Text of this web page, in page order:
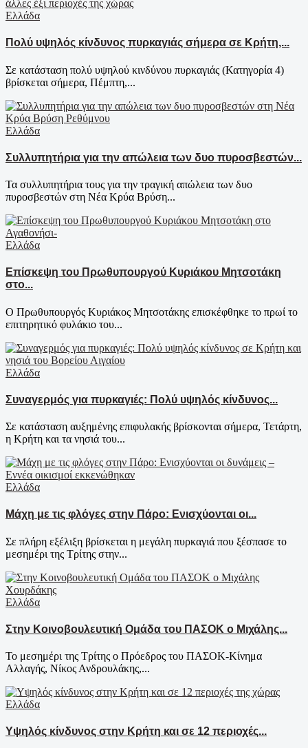
Ελλάδα
Πολύ υψηλός κίνδυνος πυρκαγιάς σήμερα σε Κρήτη,...
Σε κατάσταση πολύ υψηλού κινδύνου πυρκαγιάς (Κατηγορία 4)
βρίσκεται σήμερα, Πέμπτη,...
Ελλάδα
Συλλυπητήρια για την απώλεια των δυο πυροσβεστών...
Τα συλλυπητήρια τους για την τραγική απώλεια των δυο
πυροσβεστών στη Νέα Κρύα Βρύση...
Ελλάδα
Επίσκεψη του Πρωθυπουργού Κυριάκου Μητσοτάκη
στο...
Ο Πρωθυπουργός Κυριάκος Μητσοτάκης επισκέφθηκε το πρωί το
επιτηρητικό φυλάκιο του...
Ελλάδα
Συναγερμός για πυρκαγιές: Πολύ υψηλός κίνδυνος...
Σε κατάσταση αυξημένης επιφυλακής βρίσκονται σήμερα, Τετάρτη,
η Κρήτη και τα νησιά του...
Ελλάδα
Μάχη με τις φλόγες στην Πάρο: Ενισχύονται οι...
Σε πλήρη εξέλιξη βρίσκεται η μεγάλη πυρκαγιά που ξέσπασε το
μεσημέρι της Τρίτης στην...
Ελλάδα
Στην Κοινοβουλευτική Ομάδα του ΠΑΣΟΚ ο Μιχάλης...
Το μεσημέρι της Τρίτης ο Πρόεδρος του ΠΑΣΟΚ-Κίνημα
Αλλαγής, Νίκος Ανδρουλάκης,...
Ελλάδα
Υψηλός κίνδυνος στην Κρήτη και σε 12 περιοχές...